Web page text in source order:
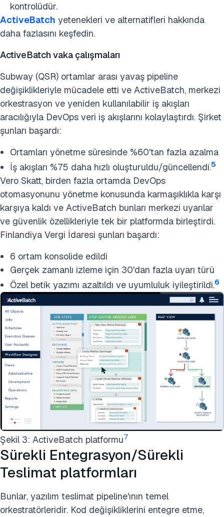
kontrolüdür.
ActiveBatch yetenekleri ve alternatifleri hakkında
daha fazlasını keşfedin.
ActiveBatch vaka çalışmaları
Subway (QSR) ortamlar arası yavaş pipeline
değişiklikleriyle mücadele etti ve ActiveBatch, merkezi
orkestrasyon ve yeniden kullanılabilir iş akışları
aracılığıyla DevOps veri iş akışlarını kolaylaştırdı. Şirket
şunları başardı:
Ortamları yönetme süresinde %60'tan fazla azalma
İş akışları %75 daha hızlı oluşturuldu/güncellendi.5
Vero Skatt, birden fazla ortamda DevOps
otomasyonunu yönetme konusunda karmaşıklıkla karşı
karşıya kaldı ve ActiveBatch bunları merkezi uyarılar
ve güvenlik özellikleriyle tek bir platformda birleştirdi.
Finlandiya Vergi İdaresi şunları başardı:
6 ortam konsolide edildi
Gerçek zamanlı izleme için 30'dan fazla uyarı türü
Özel betik yazımı azaltıldı ve uyumluluk iyileştirildi.6
Şekil 3: ActiveBatch platformu7
Sürekli Entegrasyon/Sürekli
Teslimat platformları
Bunlar, yazılım teslimat pipeline'ının temel
orkestratörleridir. Kod değişikliklerini entegre etme,